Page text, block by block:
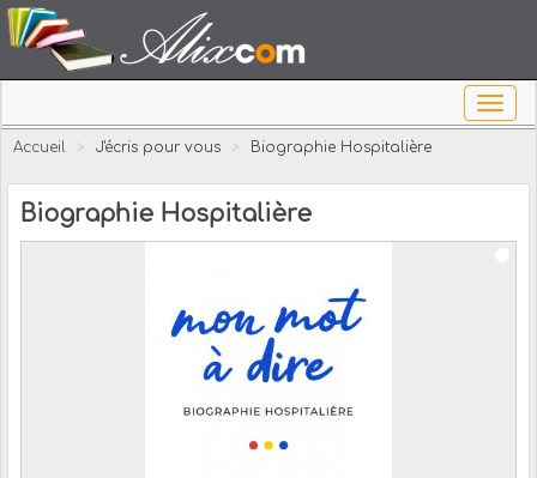
Accueil > J'écris pour vous > Biographie Hospitalière
Biographie Hospitalière